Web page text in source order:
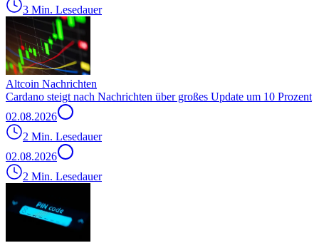
3 Min. Lesedauer
Altcoin Nachrichten
Cardano steigt nach Nachrichten über großes Update um 10 Prozent
02.08.2026
2 Min. Lesedauer
02.08.2026
2 Min. Lesedauer